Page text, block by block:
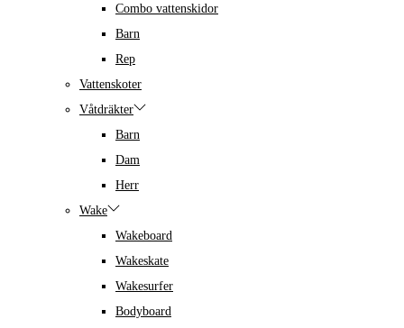
Combo vattenskidor
Barn
Rep
Vattenskoter
Våtdräkter
Barn
Dam
Herr
Wake
Wakeboard
Wakeskate
Wakesurfer
Bodyboard